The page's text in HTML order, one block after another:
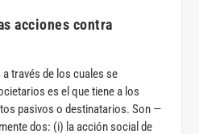
acciones contra
través de los cuales se
es el que tiene a los
pasivos o destinatarios. Son —
dos: (i) la acción social de